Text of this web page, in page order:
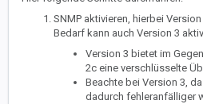
SNMP aktivieren, hierbei
Bedarf kann auch Version 3
Version 3 bietet im
2c eine verschlüsselte
Beachte bei Version 3,
dadurch fehleranfälliger